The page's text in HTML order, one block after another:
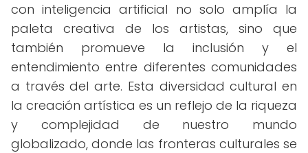
con inteligencia artificial no solo amplía la
paleta creativa de los artistas, sino que
también promueve la inclusión y el
entendimiento entre diferentes comunidades
a través del arte. Esta diversidad cultural en
la creación artística es un reflejo de la riqueza
y complejidad de nuestro mundo
globalizado, donde las fronteras culturales se